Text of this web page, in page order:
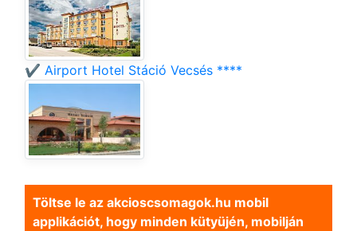
✔️ Airport Hotel Stáció Vecsés ****
Töltse le az akcioscsomagok.hu mobil
applikációt, hogy minden kütyüjén, mobilján